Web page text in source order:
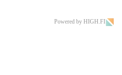
Powered by HIGH.FI